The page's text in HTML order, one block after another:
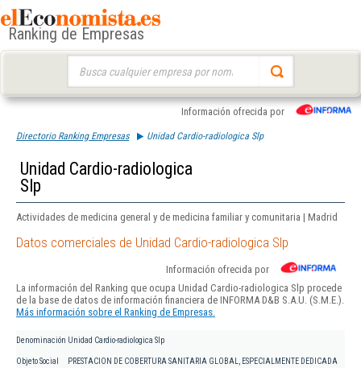
Ranking de Empresas
Información ofrecida por
Directorio Ranking Empresas Unidad Cardio-radiologica Slp
Unidad Cardio-radiologica
Slp
Actividades de medicina general y de medicina familiar y comunitaria | Madrid
Datos comerciales de Unidad Cardio-radiologica Slp
Información ofrecida por
La información del Ranking que ocupa Unidad Cardio-radiologica Slp procede
de la base de datos de información financiera de INFORMA D&B S.A.U. (S.M.E.).
Más información sobre el Ranking de Empresas.
Denominación Unidad Cardio-radiologica Slp
Objeto Social
PRESTACION DE COBERTURA SANITARIA GLOBAL, ESPECIALMENTE DEDICADA